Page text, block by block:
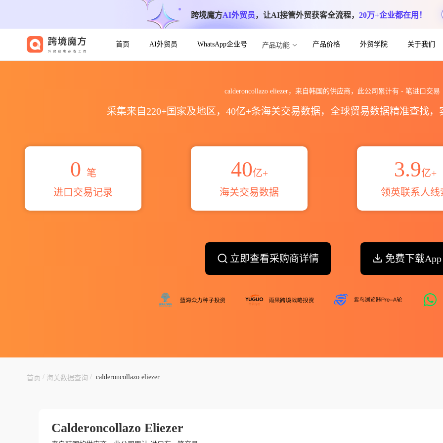
跨境魔方AI外贸员，让AI接管外贸获客全流程， 20万+企业都在用！
首页 AI外贸员 WhatsApp企业号 产品功能 产品价格 外贸学院 关于我们
calderoncollazo eliezer，来自韩国的供应商，此公司累计有 - 笔进口交易
采集来自220+国家及地区，40亿+条海关交易数据，全球贸易数据精准查找
0 笔
进口交易记录
40亿+
海关交易数据
3.9亿+
领英联系人线
立即查看采购商详情 免费下载App
首页 / 海关数据查询 / calderoncollazo eliezer
Calderoncollazo Eliezer